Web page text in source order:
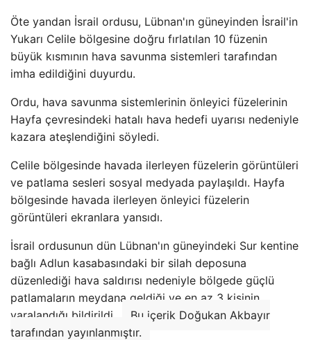
Öte yandan İsrail ordusu, Lübnan'ın güneyinden İsrail'in
Yukarı Celile bölgesine doğru fırlatılan 10 füzenin
büyük kısmının hava savunma sistemleri tarafından
imha edildiğini duyurdu.
Ordu, hava savunma sistemlerinin önleyici füzelerinin
Hayfa çevresindeki hatalı hava hedefi uyarısı nedeniyle
kazara ateşlendiğini söyledi.
Celile bölgesinde havada ilerleyen füzelerin görüntüleri
ve patlama sesleri sosyal medyada paylaşıldı. Hayfa
bölgesinde havada ilerleyen önleyici füzelerin
görüntüleri ekranlara yansıdı.
İsrail ordusunun dün Lübnan'ın güneyindeki Sur kentine
bağlı Adlun kasabasındaki bir silah deposuna
düzenlediği hava saldırısı nedeniyle bölgede güçlü
patlamaların meydana geldiği ve en az 3 kişinin
yaralandığı bildirildi. .
Bu içerik Doğukan Akbayır
tarafından yayınlanmıştır.